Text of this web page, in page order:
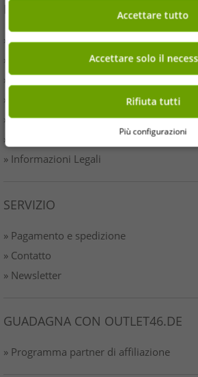
INFORMAZIONE
» Chi Siamo
» I tuoi vantaggi
» Prodotti originali e premi Outlet46
» Stampa
» Condizioni
» Protezione dati
» Informazioni Legali
SERVIZIO
» Pagamento e spedizione
» Contatto
» Newsletter
GUADAGNA CON OUTLET46.DE
» Programma partner di affiliazione
Accettare tutto
Accettare solo il
Rifiuta tutti
Più configurazioni